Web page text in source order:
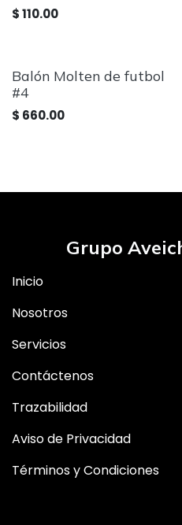
$110.00
Balón Molten de futbol
#4
$ 660.00
Grupo
Inicio
Nosotros
Servicios
Contáctenos
Trazabilidad
Aviso de Privacidad
Términos y Condiciones